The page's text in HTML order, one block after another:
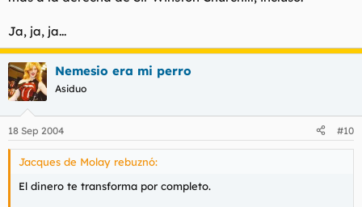
Ja, ja, ja...
Nemesio era mi perro
Asiduo
18 Sep 2004 #10
Jacques de Molay rebuznó:
El dinero te transforma por completo.